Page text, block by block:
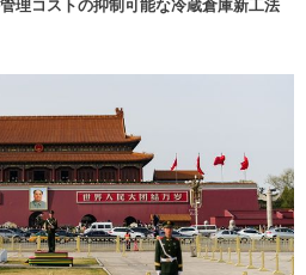
理コストの抑制可能な冷蔵倉庫新工法